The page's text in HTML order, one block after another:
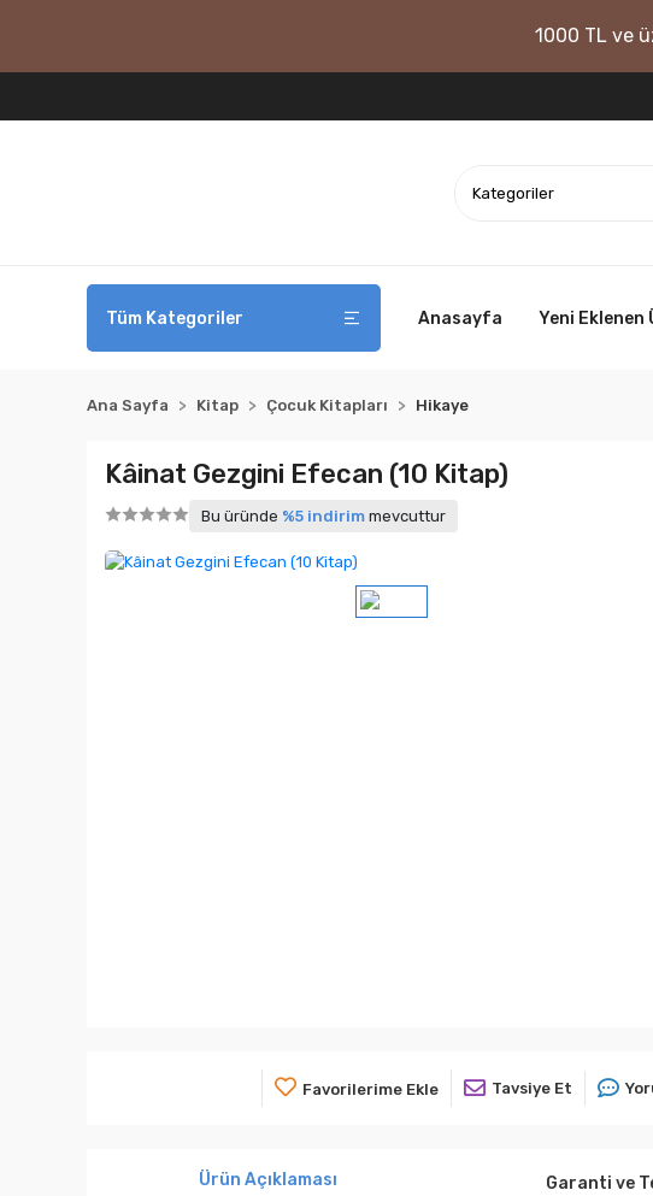
1000 TL ve
Tüm Kategoriler Anasayfa Yeni Eklenen
Ana Sayfa Kitap Çocuk Kitapları Hikaye
Kâinat Gezgini Efecan (10 Kitap)
Bu üründe %5 indirim mevcuttur
Favorilerime Ekle Tavsiye Et
Ürün Açıklaması Garanti ve